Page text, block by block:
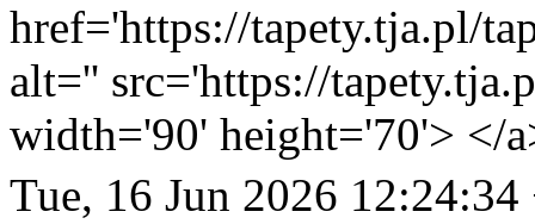
href='https://tapety.tja.pl/
alt='' src='https://
width='90' height='70'> </
Tue, 16 Jun 2026 12:24:34